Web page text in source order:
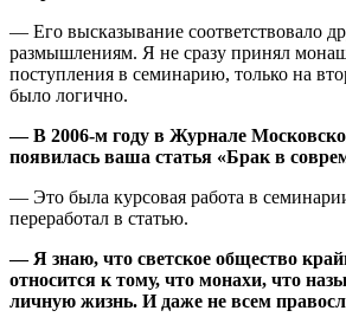
— Его высказывание соответствовало
размышлениям. Я не сразу принял
поступления в семинарию, только на
было логично.
— В 2006-м году в Журнале
появилась ваша статья «Брак в
— Это была курсовая работа в
переработал в статью.
— Я знаю, что светское общество
относится к тому, что монахи, что
личную жизнь. И даже не всем